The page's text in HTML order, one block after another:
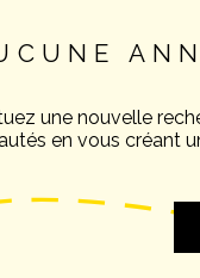
une nouvelle
en vous créant